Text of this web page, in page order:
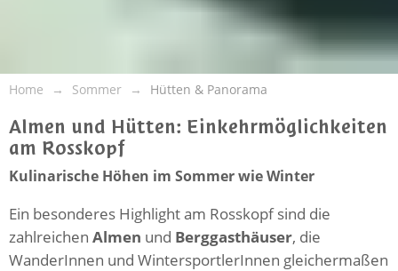
Home Sommer Hütten & Panorama
Almen und Hütten: Einkehrmöglichkeiten
am Rosskopf
Kulinarische Höhen im Sommer wie Winter
Ein besonderes Highlight am Rosskopf sind die
zahlreichen Almen und Berggasthäuser, die
WanderInnen und WintersportlerInnen gleichermaßen